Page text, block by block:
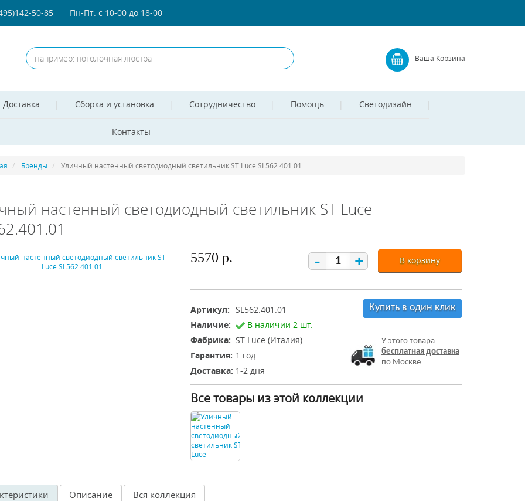
50-85 Пн-Пт: с 10-00 до 18-00
Ваша Корзина
Доставка Сборка и установка Сотрудничество Помощь Светодизайн
Контакты
Бренды Уличный настенный светодиодный светильник ST Luce SL562.401.01
настенный светодиодный светильник ST Luce
5570 р. - + В корзину
Артикул: SL562.401.01
Наличие:
В наличии 2 шт.
Фабрика: ST Luce (Италия)
Гарантия: 1 год
Доставка: 1-2 дня
Купить в один клик
У этого товара
бесплатная доставка
по Москве
Все товары из этой коллекции
Описание Вся коллекция